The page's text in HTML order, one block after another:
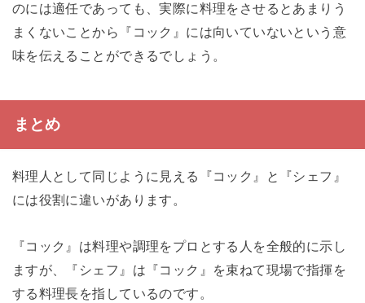
のには適任であっても、実際に料理をさせるとあまりう
まくないことから『コック』には向いていないという意
味を伝えることができるでしょう。
まとめ
料理人として同じように見える『コック』と『シェフ』
には役割に違いがあります。
『コック』は料理や調理をプロとする人を全般的に示し
ますが、『シェフ』は『コック』を束ねて現場で指揮を
する料理長を指しているのです。